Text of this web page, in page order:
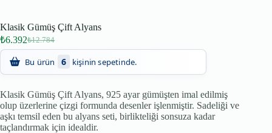
Klasik Gümüş Çift Alyans
₺12.784
₺6.392
Bu ürün 6 kişinin sepetinde.
Klasik Gümüş Çift Alyans, 925 ayar gümüşten imal edilmiş
olup üzerlerine çizgi formunda desenler işlenmiştir. Sadeliği ve
aşkı temsil eden bu alyans seti, birlikteliği sonsuza kadar
taçlandırmak için idealdir.